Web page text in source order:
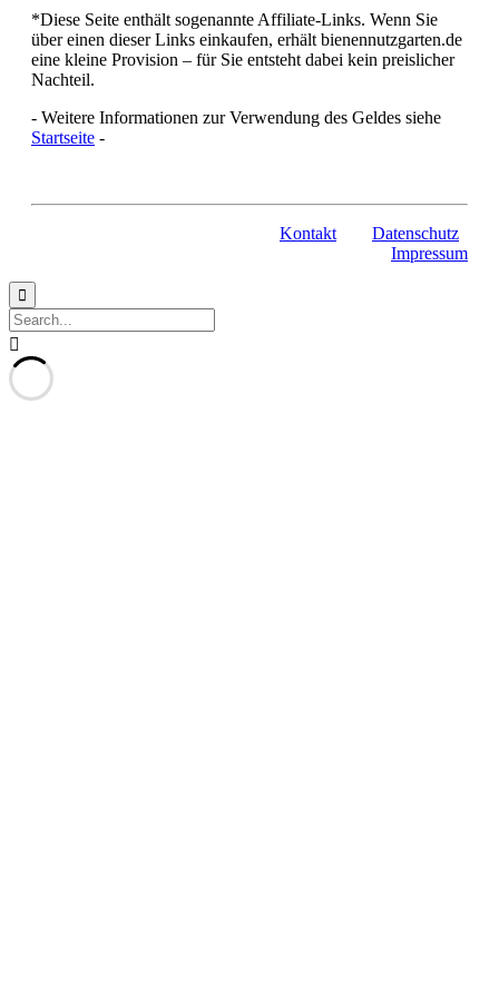
*Diese Seite enthält sogenannte Affiliate-Links. Wenn Sie
über einen dieser Links einkaufen, erhält bienennutzgarten.de
eine kleine Provision – für Sie entsteht dabei kein preislicher
Nachteil.
- Weitere Informationen zur Verwendung des Geldes siehe
Startseite -
Kontakt
Datenschutz
Impressum

